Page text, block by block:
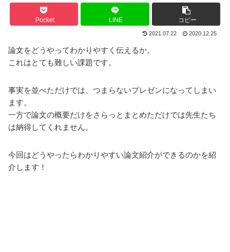
Pocket LINE コピー
2021.07.22 2020.12.25
論文をどうやってわかりやすく伝えるか。
これはとても難しい課題です。
事実を並べただけでは、つまらないプレゼンになってしまい
ます。
一方で論文の概要だけをさらっとまとめただけでは先生たち
は納得してくれません。
今回はどうやったらわかりやすい論文紹介ができるのかを紹
介します！